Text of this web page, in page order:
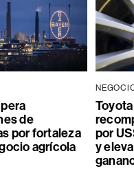
de
por fortaleza
agrícola
por
y